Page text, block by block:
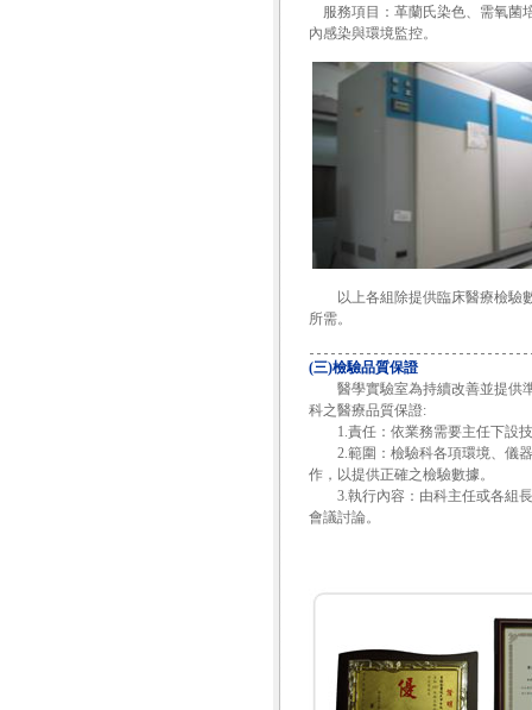
服務項目：革蘭氏染色、需氧菌
內感染與環境監控。
以上各組除提供臨床醫療檢驗數
所需。
(三)檢驗品質保證
醫學實驗室為持續改善並提供
科之醫療品質保證:
1.責任：依業務需要主任下設技
2.範圍：檢驗科各項環境、儀器
作，以提供正確之檢驗數據。
3.執行內容：由科主任或各組長
會議討論。